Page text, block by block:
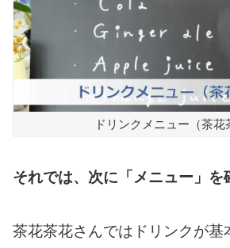
ドリンクメニュー（茶花
それでは、次に「メニュー」を
茶花茶花さんではドリンクが基